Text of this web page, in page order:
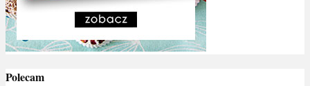
Polecam